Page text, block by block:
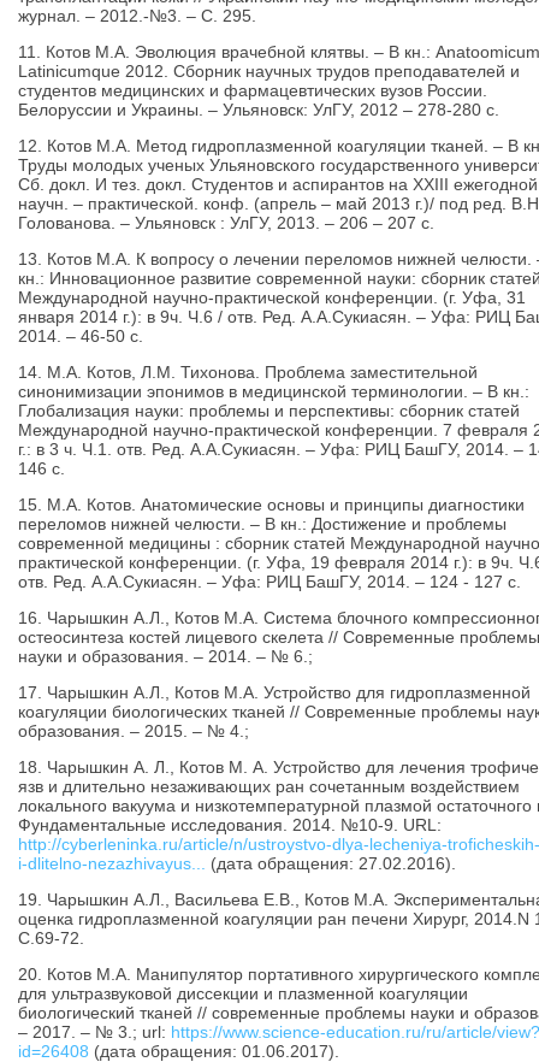
журнал. – 2012.-№3. – С. 295.
11. Котов М.А. Эволюция врачебной клятвы. – В кн.: Anatoomicum
Latinicumque 2012. Сборник научных трудов преподавателей и
студентов медицинских и фармацевтических вузов России.
Белоруссии и Украины. – Ульяновск: УлГУ, 2012 – 278-280 с.
12. Котов М.А. Метод гидроплазменной коагуляции тканей. – В
Труды молодых ученых Ульяновского государственного
Сб. докл. И тез. докл. Студентов и аспирантов на XXIII ежегодной
научн. – практической. конф. (апрель – май 2013 г.)/ под ред.
Голованова. – Ульяновск : УлГУ, 2013. – 206 – 207 с.
13. Котов М.А. К вопросу о лечении переломов нижней челюсти.
кн.: Инновационное развитие современной науки: сборник
Международной научно-практической конференции. (г. Уфа, 31
января 2014 г.): в 9ч. Ч.6 / отв. Ред. А.А.Сукиасян. – Уфа: РИЦ
2014. – 46-50 с.
14. М.А. Котов, Л.М. Тихонова. Проблема заместительной
синонимизации эпонимов в медицинской терминологии. – В кн.:
Глобализация науки: проблемы и перспективы: сборник статей
Международной научно-практической конференции. 7 февраля
г.: в 3 ч. Ч.1. отв. Ред. А.А.Сукиасян. – Уфа: РИЦ БашГУ, 2014. –
146 с.
15. М.А. Котов. Анатомические основы и принципы диагностики
переломов нижней челюсти. – В кн.: Достижение и проблемы
современной медицины : сборник статей Международной
практической конференции. (г. Уфа, 19 февраля 2014 г.): в 9ч.
отв. Ред. А.А.Сукиасян. – Уфа: РИЦ БашГУ, 2014. – 124 - 127 с.
16. Чарышкин А.Л., Котов М.А. Система блочного
остеосинтеза костей лицевого скелета // Современные проблемы
науки и образования. – 2014. – № 6.;
17. Чарышкин А.Л., Котов М.А. Устройство для гидроплазменной
коагуляции биологических тканей // Современные проблемы
образования. – 2015. – № 4.;
18. Чарышкин А. Л., Котов М. А. Устройство для лечения
язв и длительно незаживающих ран сочетанным воздействием
локального вакуума и низкотемпературной плазмой остаточного
Фундаментальные исследования. 2014. №10-9. URL:
http://cyberleninka.ru/article/n/ustroystvo-dlya-lecheniya-
i-dlitelno-nezazhivayus...
(дата обращения: 27.02.2016).
19. Чарышкин А.Л., Васильева Е.В., Котов М.А.
оценка гидроплазменной коагуляции ран печени Хирург, 2014.N
С.69-72.
20. Котов М.А. Манипулятор портативного хирургического
для ультразвуковой диссекции и плазменной коагуляции
биологический тканей // современные проблемы науки и
– 2017. – № 3.; url: https://www.science-education.ru/ru/article/view?
id=26408 (дата обращения: 01.06.2017).